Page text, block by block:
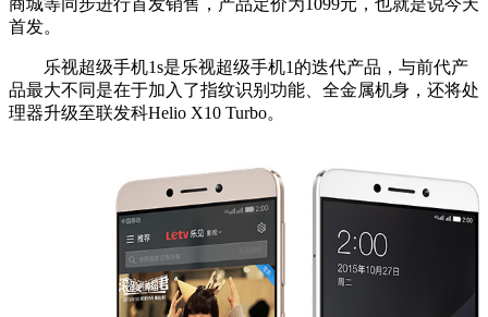
首发。
乐视超级手机1s是乐视超级手机1的迭代产品，与前代产
品最大不同是在于加入了指纹识别功能、全金属机身，还将处
理器升级至联发科Helio X10 Turbo。